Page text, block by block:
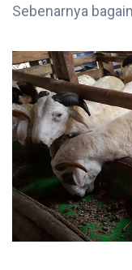
Sebenarnya